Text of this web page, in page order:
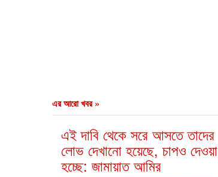
এর আরো খবর »
এই দাবি থেকে সরে আসতে তাদের
লোভ দেখানো হয়েছে, চাপও দেওয়া
হচ্ছে: জামায়াত আমির